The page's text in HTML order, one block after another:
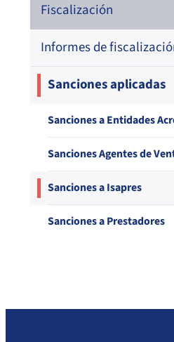
Compendio Beneficios
Compendio de Archivos
Compendio Información
Compendio
Compendio
Fiscalización
Informes de
Sanciones aplicadas
Sanciones a Entidades
Sanciones Agentes de
Sanciones a Isapres
Sanciones a Prestadores